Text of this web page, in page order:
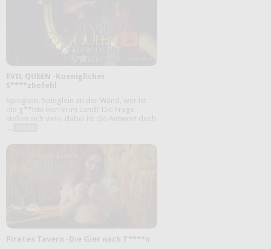
EVIL QUEEN -Koeniglicher
S****zbefehl
Spieglein, Spieglein an der Wand, wer ist
die g**lste Herrin im Land? Die Frage
stellen sich viele, dabei ist die Antwort doch
Pirates Tavern -Die Gier nach T****n